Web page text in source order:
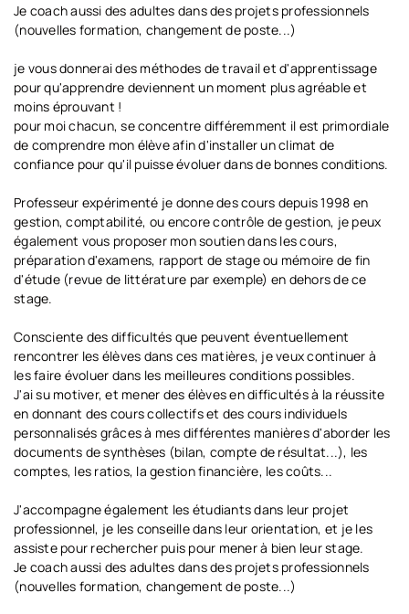
Je coach aussi des adultes dans des projets professionnels
(nouvelles formation, changement de poste...)
je vous donnerai des méthodes de travail et d'apprentissage
pour qu'apprendre deviennent un moment plus agréable et
moins éprouvant !
pour moi chacun, se concentre différemment il est primordiale
de comprendre mon élève afin d'installer un climat de
confiance pour qu'il puisse évoluer dans de bonnes conditions.
Professeur expérimenté je donne des cours depuis 1998 en
gestion, comptabilité, ou encore contrôle de gestion, je peux
également vous proposer mon soutien dans les cours,
préparation d'examens, rapport de stage ou mémoire de fin
d'étude (revue de littérature par exemple) en dehors de ce
stage.
Consciente des difficultés que peuvent éventuellement
rencontrer les élèves dans ces matières, je veux continuer à
les faire évoluer dans les meilleures conditions possibles.
J'ai su motiver, et mener des élèves en difficultés à la réussite
en donnant des cours collectifs et des cours individuels
personnalisés grâces à mes différentes manières d'aborder les
documents de synthèses (bilan, compte de résultat...), les
comptes, les ratios, la gestion financière, les coûts...
J'accompagne également les étudiants dans leur projet
professionnel, je les conseille dans leur orientation, et je les
assiste pour rechercher puis pour mener à bien leur stage.
Je coach aussi des adultes dans des projets professionnels
(nouvelles formation, changement de poste...)